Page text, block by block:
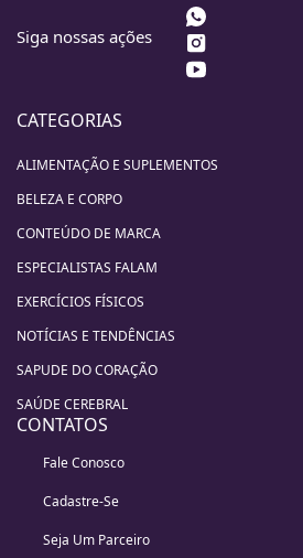
Siga nossas ações
CATEGORIAS
ALIMENTAÇÃO E SUPLEMENTOS
BELEZA E CORPO
CONTEÚDO DE MARCA
ESPECIALISTAS FALAM
EXERCÍCIOS FÍSICOS
NOTÍCIAS E TENDÊNCIAS
SAPUDE DO CORAÇÃO
SAÚDE CEREBRAL
CONTATOS
Fale Conosco
Cadastre-Se
Seja Um Parceiro